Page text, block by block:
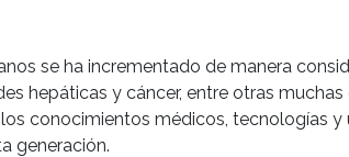
se ha incrementado de manera
hepáticas y cáncer, entre otras
conocimientos médicos, tecnologías
generación.